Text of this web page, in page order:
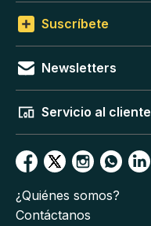
Suscríbete
Newsletters
Servicio al cliente
¿Quiénes somos?
Contáctanos